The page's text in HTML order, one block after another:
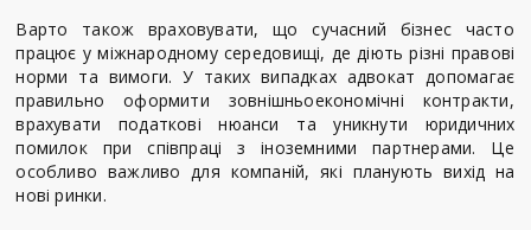
Варто також враховувати, що сучасний бізнес часто
працює у міжнародному середовищі, де діють різні правові
норми та вимоги. У таких випадках адвокат допомагає
правильно оформити зовнішньоекономічні контракти,
врахувати податкові нюанси та уникнути юридичних
помилок при співпраці з іноземними партнерами. Це
особливо важливо для компаній, які планують вихід на
нові ринки.